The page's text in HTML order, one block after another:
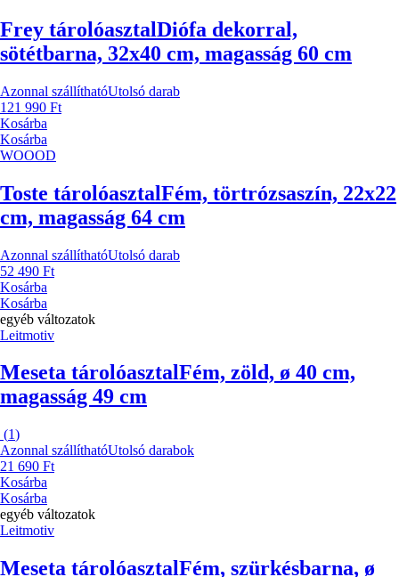
Frey tárolóasztalDiófa dekorral,
sötétbarna, 32x40 cm, magasság 60 cm
Azonnal szállíthatóUtolsó darab
121 990 Ft
Kosárba
Kosárba
WOOOD
Toste tárolóasztalFém, törtrózsaszín, 22x22
cm, magasság 64 cm
Azonnal szállíthatóUtolsó darab
52 490 Ft
Kosárba
Kosárba
egyéb változatok
Leitmotiv
Meseta tárolóasztalFém, zöld, ø 40 cm,
magasság 49 cm
(1)
Azonnal szállíthatóUtolsó darabok
21 690 Ft
Kosárba
Kosárba
egyéb változatok
Leitmotiv
Meseta tárolóasztalFém, szürkésbarna, ø